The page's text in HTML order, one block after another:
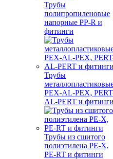
Трубы
полипропиленовые
напорные PP-R и
фитинги
Трубы
PEX-AL-PEX,
AL-PERT и фитинги
Трубы из сшитого
полиэтилена PE-X,
PE-RT и фитинги